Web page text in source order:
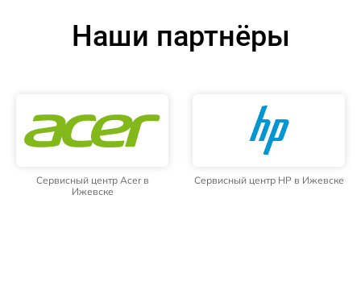
Наши партнёры
Сервисный центр Acer в
Ижевске
Сервисный центр HP в Ижевске